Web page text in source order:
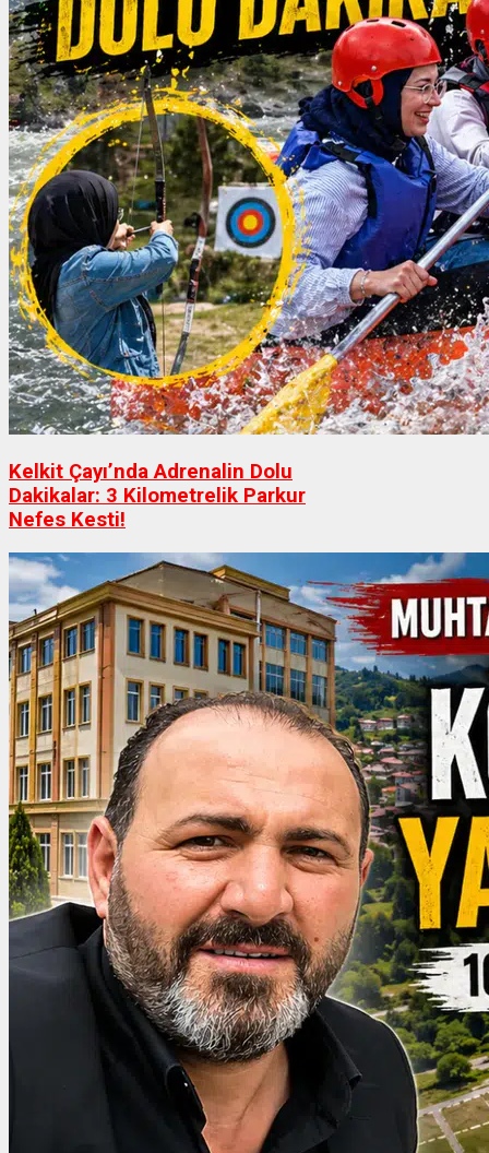
Kelkit Çayı’nda Adrenalin Dolu
Dakikalar: 3 Kilometrelik Parkur
Nefes Kesti!